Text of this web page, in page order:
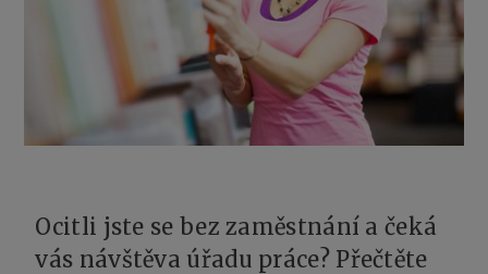
Ocitli jste se bez zaměstnání a čeká
vás návštěva úřadu práce? Přečtěte